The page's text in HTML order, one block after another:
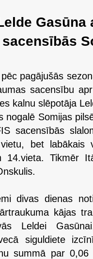
Gasūna
pagājušās
sacensību
kalnu slēpotāja
nogalē Somijas
sacensībās
bet labākais
14.vieta. Tikmēr
divas dienas
kājas
Leldei
siguldiete
summā par 0,06